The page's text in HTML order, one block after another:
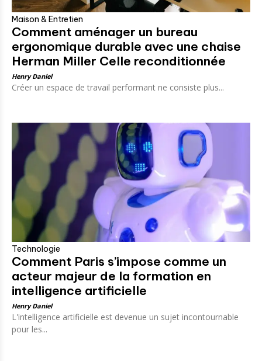
Maison & Entretien
Comment aménager un bureau
ergonomique durable avec une chaise
Herman Miller Celle reconditionnée
Henry Daniel
Créer un espace de travail performant ne consiste plus...
Technologie
Comment Paris s’impose comme un
acteur majeur de la formation en
intelligence artificielle
Henry Daniel
L'intelligence artificielle est devenue un sujet incontournable
pour les...